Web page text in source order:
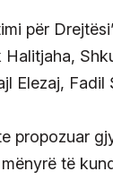
për
Elezaj,
propozuar
të